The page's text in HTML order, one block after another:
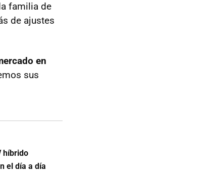
familia de
de ajustes
en
sus
híbrido
el día a día